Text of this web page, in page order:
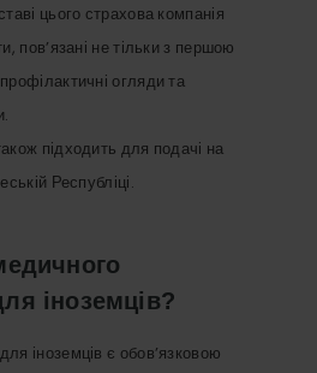
цього страхова компанія
пов’язані не тільки з першою
огляди та
підходить для подачі на
Республіці.
іноземців?
іноземців є обов’язковою